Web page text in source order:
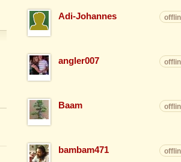
Adi-Johannes
angler007
Baam
bambam471